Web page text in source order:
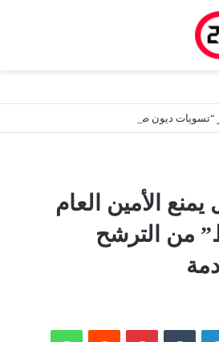
الأمين العام
من الترشح
لينكدإن بينتيريست